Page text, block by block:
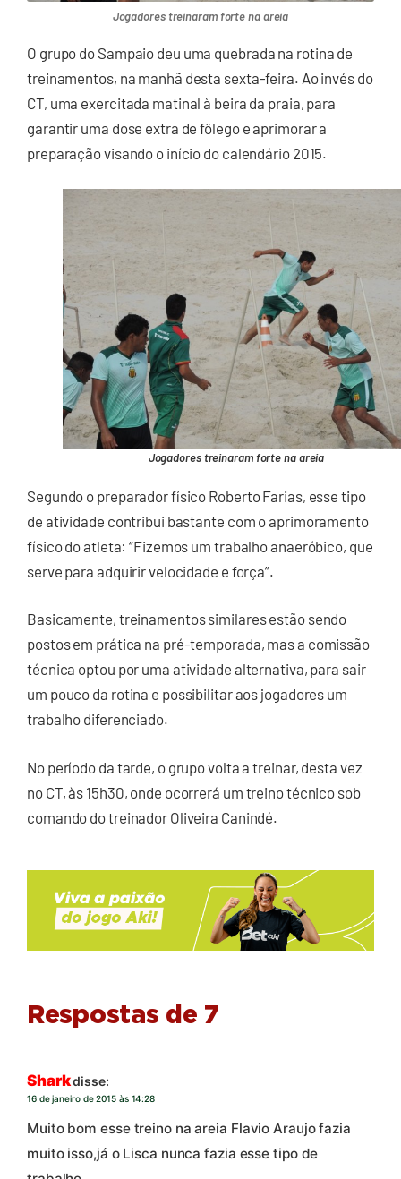
Jogadores treinaram forte na areia
O grupo do Sampaio deu uma quebrada na rotina de
treinamentos, na manhã desta sexta-feira. Ao invés do
CT, uma exercitada matinal à beira da praia, para
garantir uma dose extra de fôlego e aprimorar a
preparação visando o início do calendário 2015.
Jogadores treinaram forte na areia
Segundo o preparador físico Roberto Farias, esse tipo
de atividade contribui bastante com o aprimoramento
físico do atleta: “Fizemos um trabalho anaeróbico, que
serve para adquirir velocidade e força”.
Basicamente, treinamentos similares estão sendo
postos em prática na pré-temporada, mas a comissão
técnica optou por uma atividade alternativa, para sair
um pouco da rotina e possibilitar aos jogadores um
trabalho diferenciado.
No período da tarde, o grupo volta a treinar, desta vez
no CT, às 15h30, onde ocorrerá um treino técnico sob
comando do treinador Oliveira Canindé.
Respostas de 7
Sharkdisse:
16 de janeiro de 2015 às 14:28
Muito bom esse treino na areia Flavio Araujo fazia
muito isso,já o Lisca nunca fazia esse tipo de